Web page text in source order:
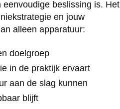
beslissing is. Het
en jouw
alleen apparatuur:
doelgroep
in de praktijk ervaart
aan de slag kunnen
blijft